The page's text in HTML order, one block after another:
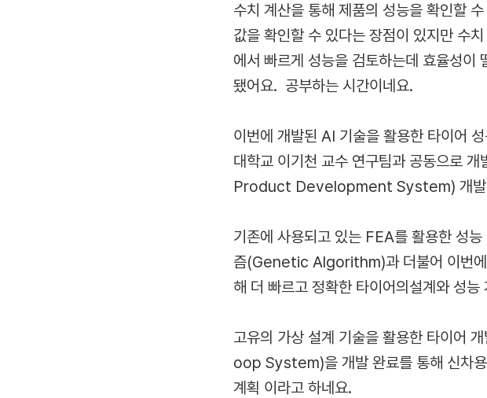
수치 계산을 통해 제품의 성능을 확인할
값을 확인할 수 있다는 장점이 있지만 수
에서 빠르게 성능을 검토하는데 효율성이
됐어요. 공부하는 시간이네요.
이번에 개발된 AI 기술을 활용한 타이어
대학교 이기천 교수 연구팀과 공동으로
Product Development System) 개발을
기존에 사용되고 있는 FEA를 활용한 성
즘(Genetic Algorithm)과 더불어 이번에
해 더 빠르고 정확한 타이어의설계와 성
고유의 가상 설계 기술을 활용한 타이어
oop System)을 개발 완료를 통해 신차
계획 이라고 하네요.